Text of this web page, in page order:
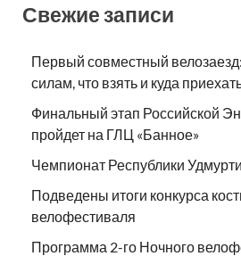
Свежие записи
Первый совместный
силам, что взять и куда
Финальный этап Российской
пройдет на ГЛЦ «Банное»
Чемпионат Республики
Подведены итоги конкурса
велофестиваля
Программа 2-го Ночного